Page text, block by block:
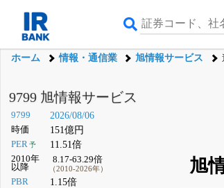
ホーム 情報・通信業 旭情報サービス
9799 旭情報サービス
9799 2026/08/06
時価 151億円
PER予 11.51倍
2010年
以降
8.17-63.29倍
（2010-2026年）
PBR 1.15倍
旭